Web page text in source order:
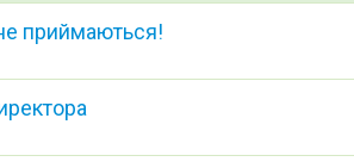
приймаються!